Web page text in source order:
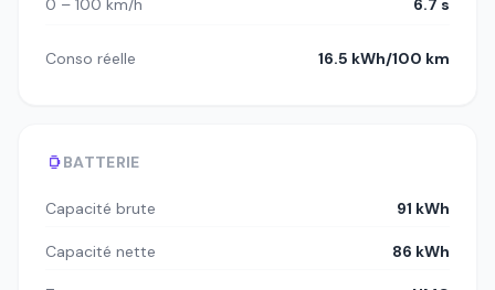
0 – 100 km/h 6.7 s
Conso réelle 16.5 kWh/100 km
BATTERIE
Capacité brute 91 kWh
Capacité nette 86 kWh